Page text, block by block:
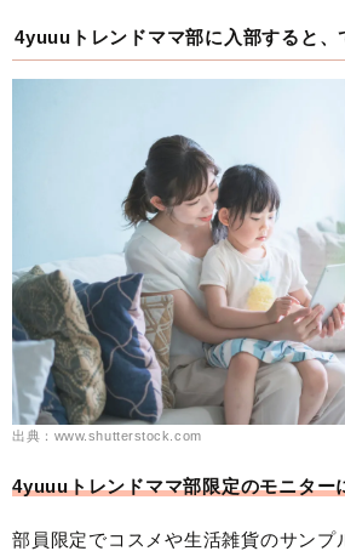
4yuuuトレンドママ部に入部すると、
出典：www.shutterstock.com
4yuuuトレンドママ部限定のモニター
部員限定でコスメや生活雑貨のサンプ